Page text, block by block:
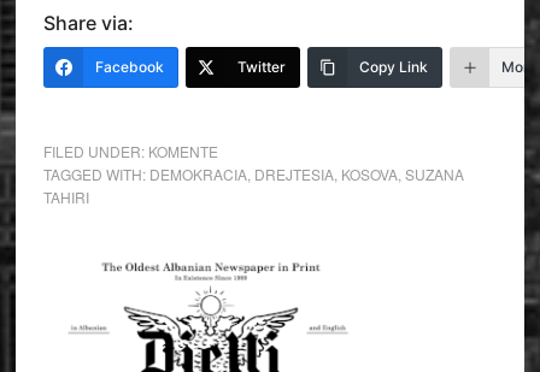
Share via:
Facebook Twitter Copy Link More
FILED UNDER: KOMENTE
TAGGED WITH: DEMOKRACIA, DREJTESIA, KOSOVA, SUZANA
TAHIRI